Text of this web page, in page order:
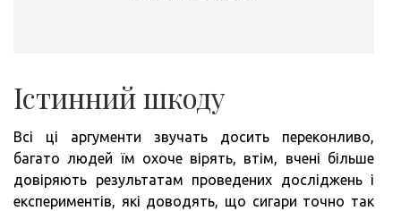
Істинний шкоду
Всі ці аргументи звучать досить переконливо,
багато людей їм охоче вірять, втім, вчені більше
довіряють результатам проведених досліджень і
експериментів, які доводять, що сигари точно так